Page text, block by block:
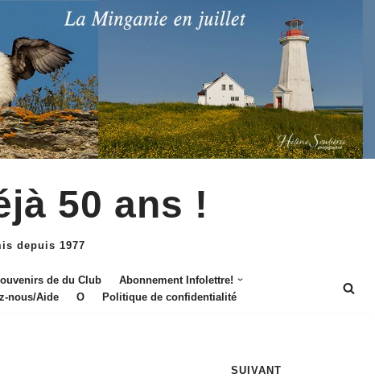
50 ans !
depuis 1977
de du Club
Abonnement Infolettre!
nous/Aide O Politique de confidentialité
SUIVANT